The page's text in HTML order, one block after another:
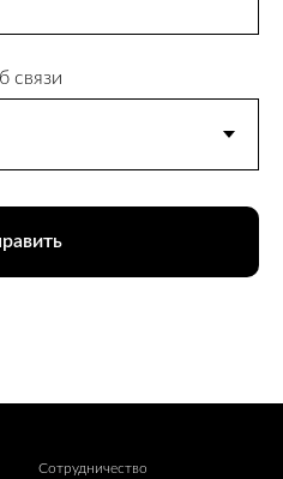
связи
Сотрудничество